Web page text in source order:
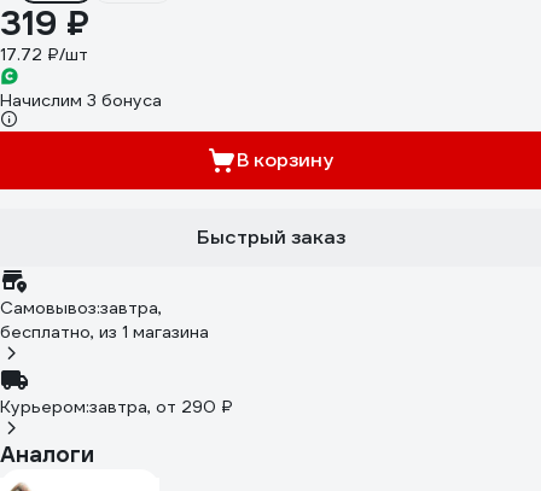
319 ₽
17.72 ₽/шт
Начислим 3 бонуса
В корзину
Быстрый заказ
Самовывоз:завтра,
бесплатно, из 1 магазина
Курьером:завтра, от 290 ₽
Аналоги